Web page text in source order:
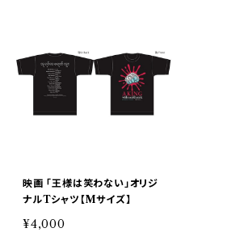
映画 「王様は笑わない」オリジ
ナルTシャツ【Mサイズ】
¥4,000